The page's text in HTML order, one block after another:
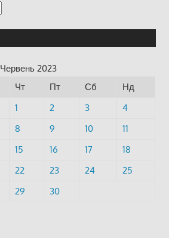
Червень 2023
Чт Пт Сб
Нд
1
2 3
4
8 9 10
11
15 16 17
18
22 23 24
25
29 30